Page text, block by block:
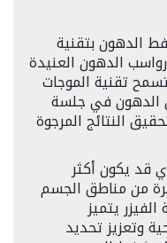
الدهون بتقنية
الدهون العنيدة
تقنية الموجات
الدهون في جلسة
النتائج المرجوة
قد يكون أكثر
من مناطق الجسم
يتميز
وتعزيز تحديد